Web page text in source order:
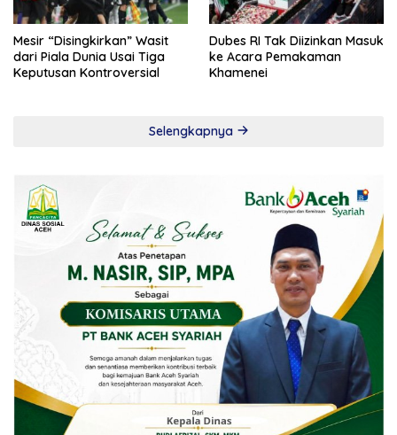
Mesir “Disingkirkan” Wasit
dari Piala Dunia Usai Tiga
Keputusan Kontroversial
Dubes RI Tak Diizinkan Masuk
ke Acara Pemakaman
Khamenei
Selengkapnya